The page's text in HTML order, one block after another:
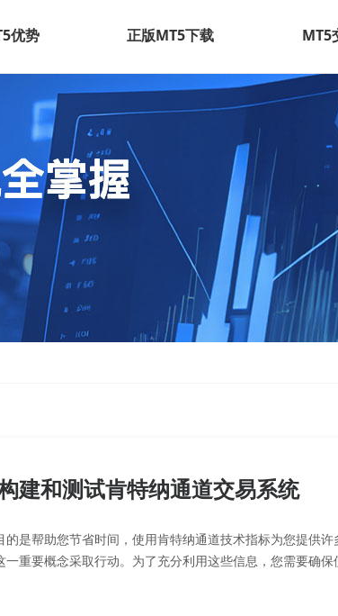
优势 正版MT5下载 MT5
和测试肯特纳通道交易系统
帮助您节省时间，使用肯特纳通道技术指标为您提供许
重要概念采取行动。为了充分利用这些信息，您需要确保